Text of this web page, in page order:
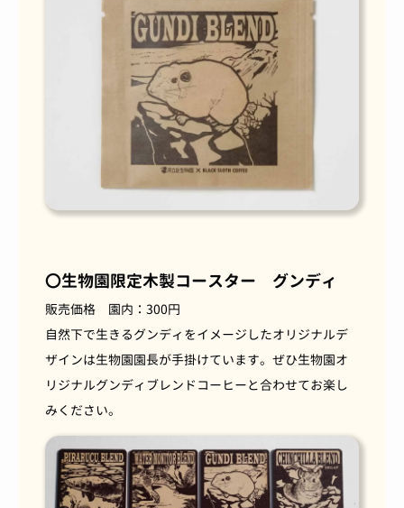
〇生物園限定木製コースター グンディ
販売価格 園内：300円
自然下で生きるグンディをイメージしたオリジナルデ
ザインは生物園園長が手掛けています。ぜひ生物園オ
リジナルグンディブレンドコーヒーと合わせてお楽し
みください。